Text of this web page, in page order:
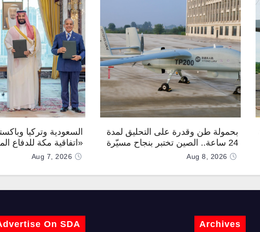
بحمولة طن وقدرة على التحليق لمدة
24 ساعة.. الصين تختبر بنجاح مسيّرة
“TP200”
Aug 8, 2026
السعودية وتركيا
«اتفاقية مكة للدفاع
Aug 7, 2026
Archives
On SDA